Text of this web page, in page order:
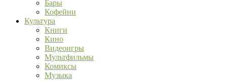
Бары
Кофейни
Культура
Книги
Кино
Видеоигры
Мультфильмы
Комиксы
Музыка